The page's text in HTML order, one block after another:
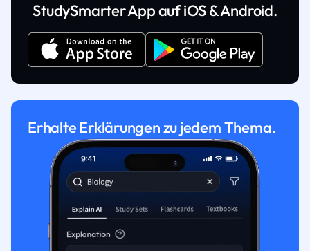
StudySmarter App auf iOS & Android.
Erhalte Erklärungen zu jedem Thema.